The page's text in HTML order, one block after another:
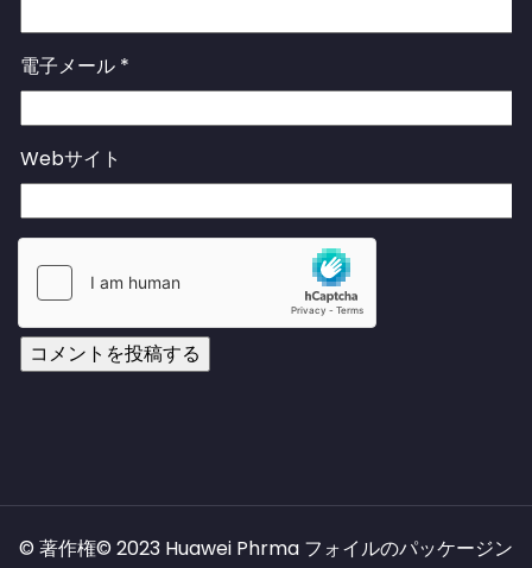
電子メール *
Webサイト
© 著作権© 2023 Huawei Phrma フォイルのパッケージン